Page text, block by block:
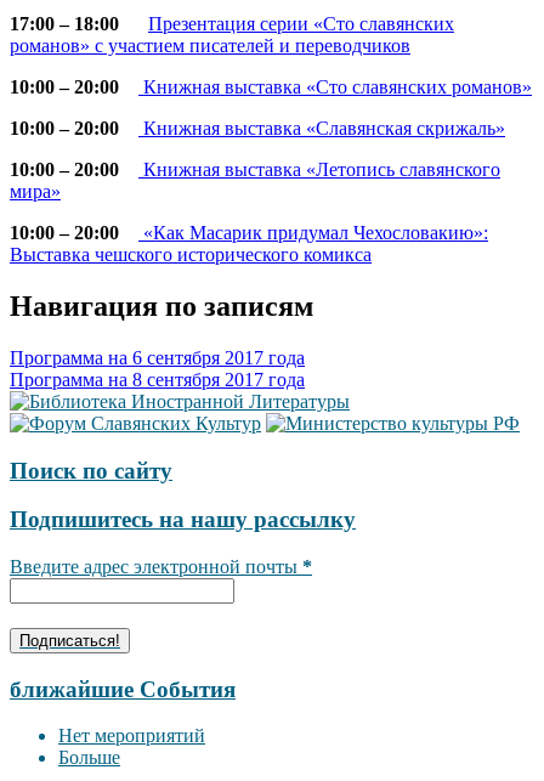
17:00 – 18:00
Презентация серии «Сто славянских
романов» с участием писателей и переводчиков
10:00 – 20:00
Книжная выставка «Сто славянских романов»
10:00 – 20:00
Книжная выставка «Славянская скрижаль»
10:00 – 20:00
Книжная выставка «Летопись славянского
мира»
10:00 – 20:00
«Как Масарик придумал Чехословакию»:
Выставка чешского исторического комикса
Навигация по записям
Программа на 6 сентября 2017 года
Программа на 8 сентября 2017 года
Поиск по сайту
Подпишитесь на нашу рассылку
Введите адрес электронной почты *
ближайшие События
Нет мероприятий
Больше